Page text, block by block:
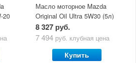
20
Масло моторное Mazda
Original Oil Ultra 5W30 (5л)
8 327 руб.
7 494 руб. клубная цена
Купить